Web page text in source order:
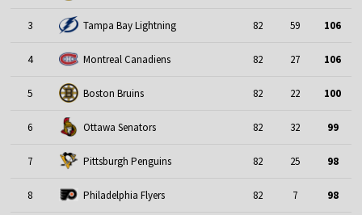
3 Tampa Bay Lightning 82 59 106
4 Montreal Canadiens 82 27 106
5 Boston Bruins 82 22 100
6 Ottawa Senators 82 32 99
7 Pittsburgh Penguins 82 25 98
8 Philadelphia Flyers 82 7 98